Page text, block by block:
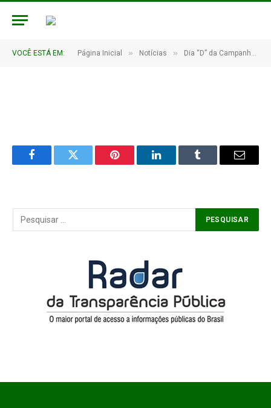
VOCÊ ESTÁ EM: Página Inicial » Notícias » Dia “D” da Campanha Nacional de Multivacinação Em Pedro Laurentino
15 (6)
FacebookTwitter Pinterest LinkedInTumblr Email